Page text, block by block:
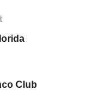
Club